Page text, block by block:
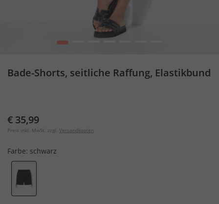
1
Bade-Shorts, seitliche Raffung, Elastikbund
€ 35,99
Preis inkl. MwSt. zzgl. Versandkosten
Farbe: schwarz